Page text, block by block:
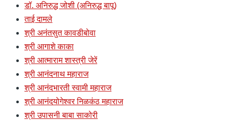
डॉ. अनिरुद्ध जोशी (अनिरुद्ध बापू)
ताई दामले
श्री अनंतसुत कावडीबोवा
श्री आगाशे काका
श्री आत्माराम शास्त्री जेरें
श्री आनंदनाथ महाराज
श्री आनंदभारती स्वामी महाराज
श्री आनंदयोगेश्वर निळकंठ महाराज
श्री उपासनी बाबा साकोरी